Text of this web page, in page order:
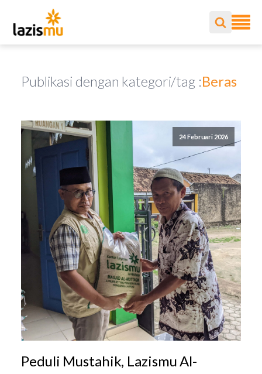
Publikasi dengan kategori/tag :Beras
24 Februari 2026
Peduli Mustahik, Lazismu Al-